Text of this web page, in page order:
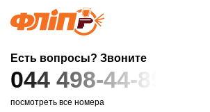
Есть вопросы? Звоните
044 498-44-89
посмотреть все номера